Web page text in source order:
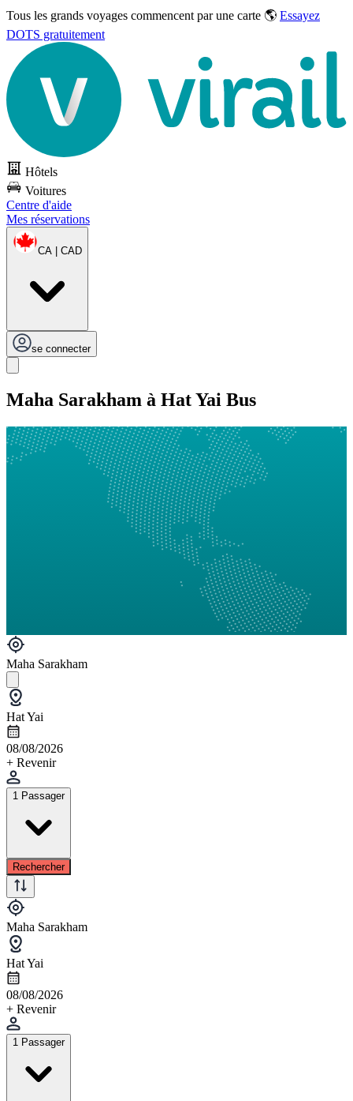
Tous les grands voyages commencent par une carte 🌎 Essayez
DOTS gratuitement
Hôtels
Voitures
Centre d'aide
Mes réservations
CA | CAD
se connecter
Maha Sarakham à Hat Yai Bus
Maha Sarakham
Hat Yai
08/08/2026
+ Revenir
1 Passager
Rechercher
Maha Sarakham
Hat Yai
08/08/2026
+ Revenir
1 Passager